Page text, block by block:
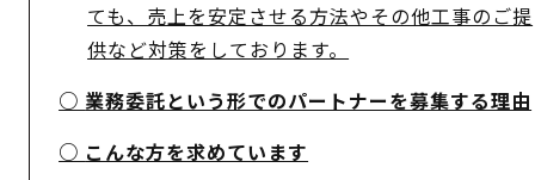
ても、売上を安定させる方法やその他工事のご提
供など対策をしております。
業務委託という形でのパートナーを募集する理由
こんな方を求めています